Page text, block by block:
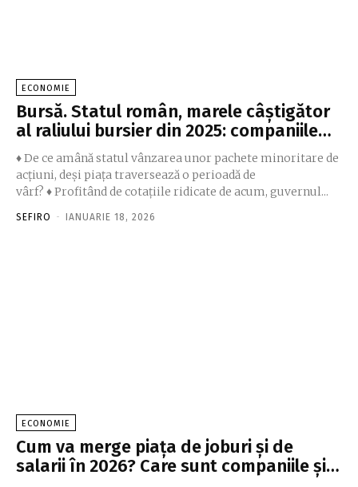
ECONOMIE
Bursă. Statul român, marele câştigător
al raliului bursier din 2025: companiile…
♦ De ce amână statul vânzarea unor pachete minoritare de
acţiuni, deşi piaţa traversează o perioadă de
vârf? ♦ Profitând de cotaţiile ridicate de acum, guvernul...
SEFIRO - IANUARIE 18, 2026
ECONOMIE
Cum va merge piaţa de joburi şi de
salarii în 2026? Care sunt companiile şi…